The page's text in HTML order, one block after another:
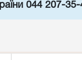
044 207-35-